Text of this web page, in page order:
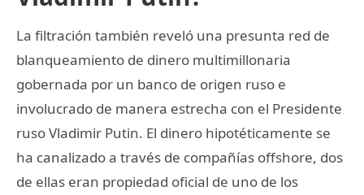
La filtración también reveló una presunta red de
blanqueamiento de dinero multimillonaria
gobernada por un banco de origen ruso e
involucrado de manera estrecha con el Presidente
ruso Vladimir Putin. El dinero hipotéticamente se
ha canalizado a través de compañías offshore, dos
de ellas eran propiedad oficial de uno de los